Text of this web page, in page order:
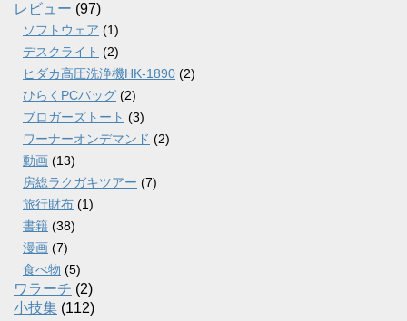
レビュー (97)
ソフトウェア (1)
デスクライト (2)
ヒダカ高圧洗浄機HK-1890 (2)
ひらくPCバッグ (2)
ブロガーズトート (3)
ワーナーオンデマンド (2)
動画 (13)
房総ラクガキツアー (7)
旅行財布 (1)
書籍 (38)
漫画 (7)
食べ物 (5)
ワラーチ (2)
小技集 (112)